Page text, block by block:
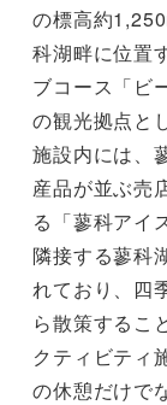
の標高約
科湖畔に位置
ブコース「ビ
の観光拠点と
施設内には、
産品が並ぶ売
る「蓼科アイ
隣接する蓼科
れており、四
ら散策するこ
クティビティ
の休憩だけで